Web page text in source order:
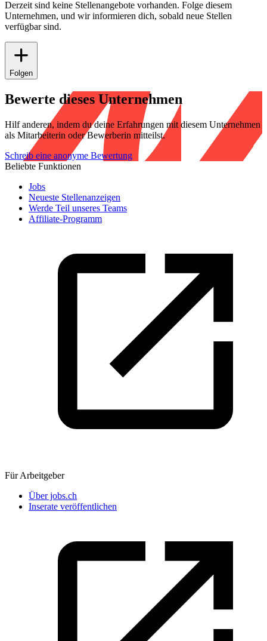
Derzeit sind keine Stellenangebote vorhanden. Folge diesem
Unternehmen, und wir informieren dich, sobald neue Stellen
verfügbar sind.
Folgen
Bewerte dieses Unternehmen
Hilf anderen, indem du deine Erfahrungen mit diesem Unternehmen
als Mitarbeiterin oder Bewerberin mitteilst.
Schreib eine anonyme Bewertung
Beliebte Funktionen
Jobs
Neueste Stellenanzeigen
Werde Teil unseres Teams
Affiliate-Programm
Für Arbeitgeber
Über jobs.ch
Inserate veröffentlichen